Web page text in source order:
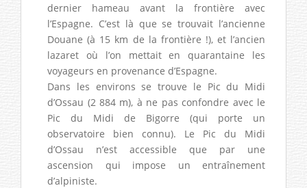
dernier hameau avant la frontière avec
l’Espagne. C’est là que se trouvait l’ancienne
Douane (à 15 km de la frontière !), et l’ancien
lazaret où l’on mettait en quarantaine les
voyageurs en provenance d’Espagne.
Dans les environs se trouve le Pic du Midi
d’Ossau (2 884 m), à ne pas confondre avec le
Pic du Midi de Bigorre (qui porte un
observatoire bien connu). Le Pic du Midi
d’Ossau n’est accessible que par une
ascension qui impose un entraînement
d’alpiniste.